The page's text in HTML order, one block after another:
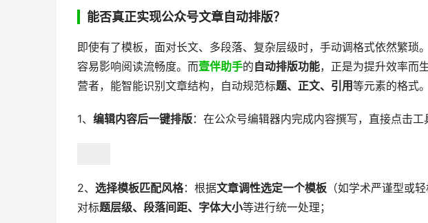
能否真正实现公众号文章自动排版？
即使有了模板，面对长文、多段落、复杂层级时，手动调格式依然繁琐
容易影响阅读流畅度。而壹伴助手的 自动排版功能，正是为提升效率而
营者，能智能识别文章结构，自动规范标题、正文、引用等元素的格式
1、 编辑内容后一键排版：在公众号编辑器内完成内容撰写，直接点击工
2、 选择模板匹配风格：根据文章调性选定一个模板 （如学术严谨型或
对标题层级、段落间距、字体大小等进行统一处理；